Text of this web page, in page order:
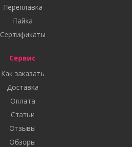
Переплавка
Пайка
Сертификаты
Сервис
Как заказать
Доставка
Оплата
Статьи
Отзывы
Обзоры